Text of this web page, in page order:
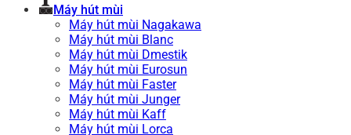
Máy hút mùi
Máy hút mùi Nagakawa
Máy hút mùi Blanc
Máy hút mùi Dmestik
Máy hút mùi Eurosun
Máy hút mùi Faster
Máy hút mùi Junger
Máy hút mùi Kaff
Máy hút mùi Lorca